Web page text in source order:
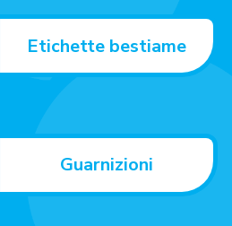
Etichette bestiame
Guarnizioni